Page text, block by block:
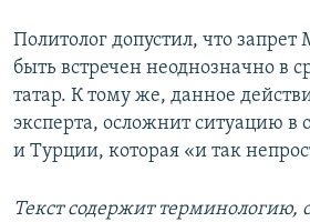
Политолог допустил, что
быть встречен неоднозначно в
татар. К тому же, данное
эксперта, осложнит ситуацию в
и Турции, которая «и так
Текст содержит терминологию,